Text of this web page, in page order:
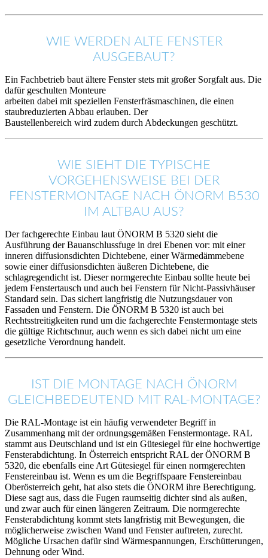
WIE WERDEN ALTE FENSTER
AUSGEBAUT?
Ein Fachbetrieb baut ältere Fenster stets mit großer Sorgfalt aus. Die
dafür geschulten Monteure
arbeiten dabei mit speziellen Fensterfräsmaschinen, die einen
staubreduzierten Abbau erlauben. Der
Baustellenbereich wird zudem durch Abdeckungen geschützt.
WIE SIEHT DIE TYPISCHE
VORGEHENSWEISE BEI DER
FENSTERMONTAGE NACH ÖNORM B530
IM ALTBAU AUS?
Der fachgerechte Einbau laut ÖNORM B 5320 sieht die
Ausführung der Bauanschlussfuge in drei Ebenen vor: mit einer
inneren diffusionsdichten Dichtebene, einer Wärmedämmebene
sowie einer diffusionsdichten äußeren Dichtebene, die
schlagregendicht ist. Dieser normgerechte Einbau sollte heute bei
jedem Fenstertausch und auch bei Fenstern für Nicht-Passivhäuser
Standard sein. Das sichert langfristig die Nutzungsdauer von
Fassaden und Fenstern. Die ÖNORM B 5320 ist auch bei
Rechtsstreitigkeiten rund um die fachgerechte Fenstermontage stets
die gültige Richtschnur, auch wenn es sich dabei nicht um eine
gesetzliche Verordnung handelt.
IST DIE MONTAGE NACH ÖNORM
GLEICHBEDEUTEND MIT RAL-MONTAGE?
Die RAL-Montage ist ein häufig verwendeter Begriff in
Zusammenhang mit der ordnungsgemäßen Fenstermontage. RAL
stammt aus Deutschland und ist ein Gütesiegel für eine hochwertige
Fensterabdichtung. In Österreich entspricht RAL der ÖNORM B
5320, die ebenfalls eine Art Gütesiegel für einen normgerechten
Fenstereinbau ist. Wenn es um die Begriffspaare Fenstereinbau
Oberösterreich geht, hat also stets die ÖNORM ihre Berechtigung.
Diese sagt aus, dass die Fugen raumseitig dichter sind als außen,
und zwar auch für einen längeren Zeitraum. Die normgerechte
Fensterabdichtung kommt stets langfristig mit Bewegungen, die
möglicherweise zwischen Wand und Fenster auftreten, zurecht.
Mögliche Ursachen dafür sind Wärmespannungen, Erschütterungen,
Dehnung oder Wind.